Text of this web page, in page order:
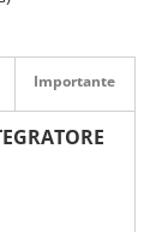
Importante